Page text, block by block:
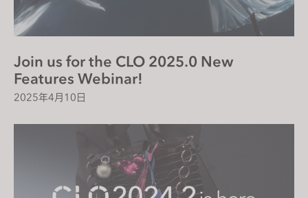
Join us for the CLO 2025.0 New
Features Webinar!
2025年4月10日